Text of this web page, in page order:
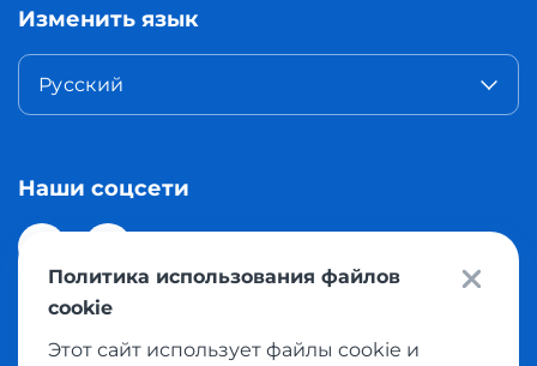
Изменить язык
Русский
Наши соцсети
Политика использования файлов
cookie
Этот сайт использует файлы cookie и